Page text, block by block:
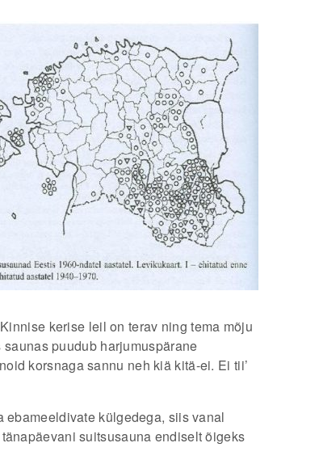
kerise leil on terav ning tema mõju
puudub harjumuspärane
korsnaga sannu neh kiä kitä-ei. Ei tii’
ebameeldivate külgedega, siis vanal
suitsusauna endiselt õigeks